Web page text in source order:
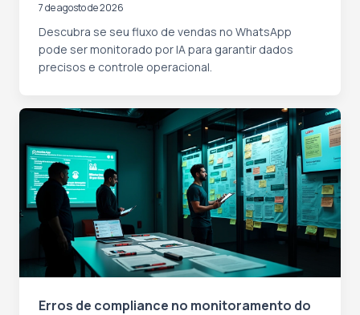
7 de agosto de 2026
Descubra se seu fluxo de vendas no WhatsApp
pode ser monitorado por IA para garantir dados
precisos e controle operacional.
Erros de compliance no monitoramento do